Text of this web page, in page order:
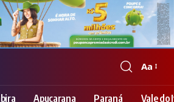
Font
Resizer
Aa
Apucarana Paraná Vale do